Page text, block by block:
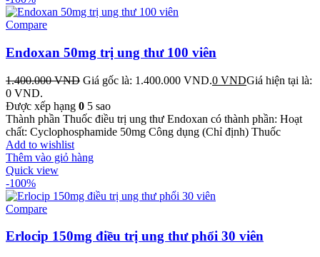
Compare
Endoxan 50mg trị ung thư 100 viên
1.400.000VND Giá gốc là: 1.400.000 VND.0 VNDGiá hiện tại là:
0 VND.
Được xếp hạng 0 5 sao
Thành phần Thuốc điều trị ung thư Endoxan có thành phần: Hoạt
chất: Cyclophosphamide 50mg Công dụng (Chỉ định) Thuốc
Add to wishlist
Thêm vào giỏ hàng
Quick view
-100%
Compare
Erlocip 150mg điều trị ung thư phổi 30 viên